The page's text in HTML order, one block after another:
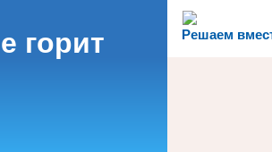
Решаем
горит